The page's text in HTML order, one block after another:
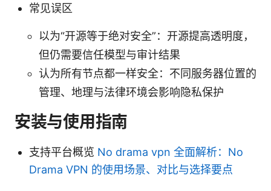
常见误区
以为“开源等于绝对安全”：开源提高透明度，
但仍需要信任模型与审计结果
认为所有节点都一样安全：不同服务器位置的
管理、地理与法律环境会影响隐私保护
安装与使用指南
支持平台概览 No drama vpn 全面解析：No
Drama VPN 的使用场景、对比与选择要点